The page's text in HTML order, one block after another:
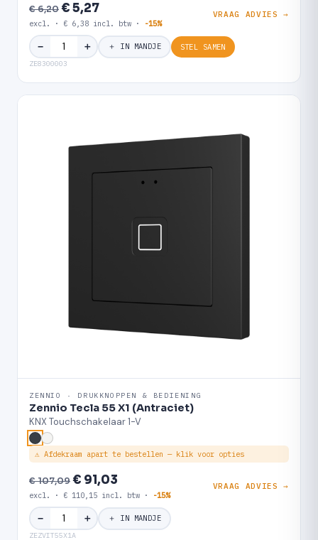
€ 6,20€ 5,27
excl. · € 6,38 incl. btw · -15%
VRAAG ADVIES →
− ＋ ＋ IN MANDJE STEL SAMEN
ZE8300003
ZENNIO · DRUKKNOPPEN & BEDIENING
Zennio Tecla 55 X1 (Antraciet)
KNX Touchschakelaar 1-V
⚠ Afdekraam apart te bestellen — klik voor opties
€ 107,09€ 91,03
excl. · € 110,15 incl. btw · -15%
VRAAG ADVIES →
− ＋ ＋ IN MANDJE
ZEZVIT55X1A